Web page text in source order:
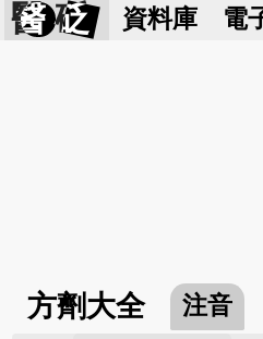
醫 砭 資料庫 電
方劑大全 注音